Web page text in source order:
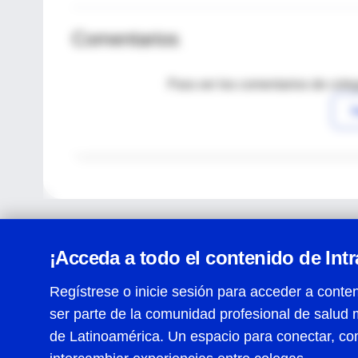
Comentarios
Para ver los comentarios de
¡Acceda a todo el contenido de
Regístrese o inicie sesión para acceder a
ser parte de la comunidad profesional de salud
de Latinoamérica. Un espacio para conectar,
Centro de Ayuda
Términos y condiciones| Políticas de privacidad